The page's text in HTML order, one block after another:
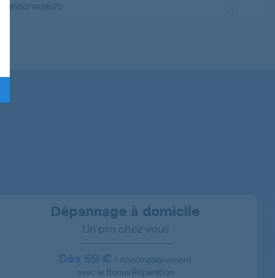
856079838070
856066803020
856066803021
Dépannage à domicile
Un pro chez vous
Dès 69 € / Accompagnement
avec le Bonus Réparation